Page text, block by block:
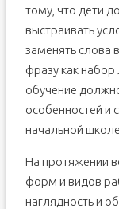
тому, что дети
выстраивать
заменять слова
фразу как набор
обучение
особенностей и
начальной
На протяжении
форм и видов
наглядность и